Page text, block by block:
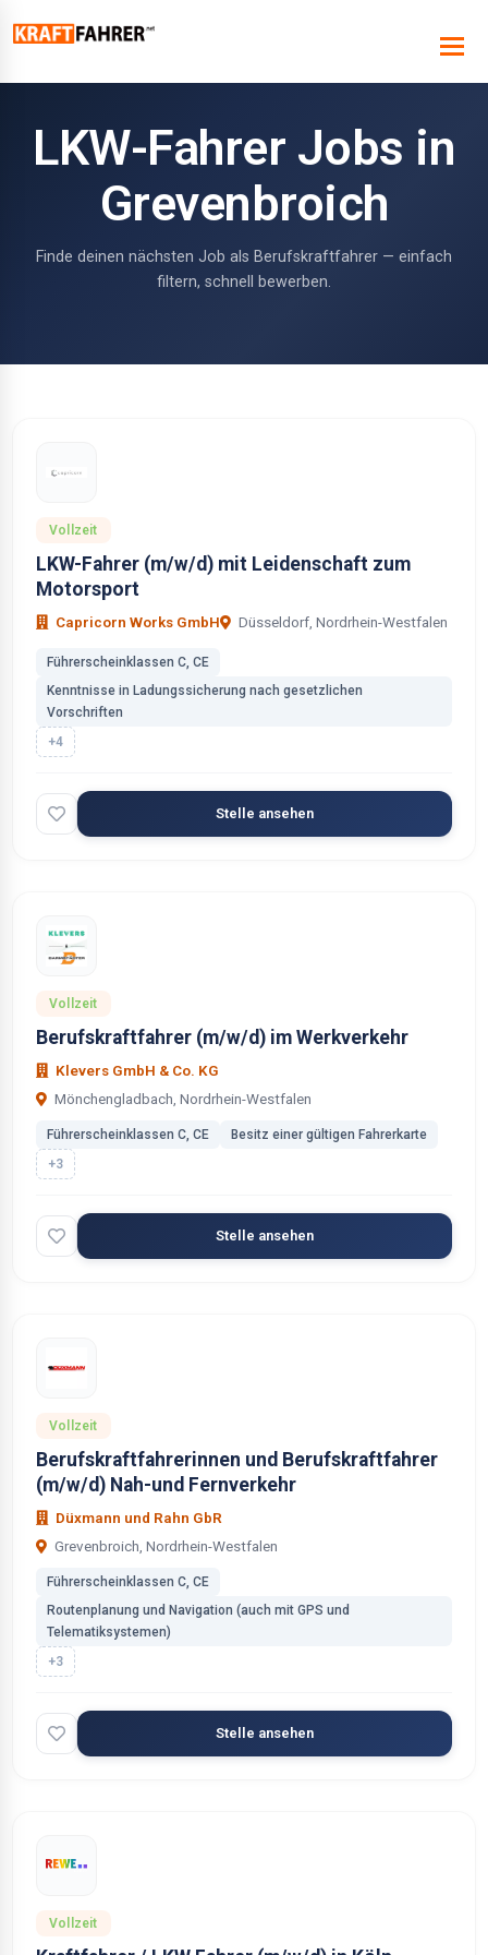
LKW-Fahrer Jobs in
Grevenbroich
Finde deinen nächsten Job als Berufskraftfahrer — einfach
filtern, schnell bewerben.
Vollzeit
LKW-Fahrer (m/w/d) mit Leidenschaft zum
Motorsport
Capricorn Works GmbH Düsseldorf, Nordrhein-Westfalen
Führerscheinklassen C, CE
Kenntnisse in Ladungssicherung nach gesetzlichen
Vorschriften
+4
Stelle ansehen
Vollzeit
Berufskraftfahrer (m/w/d) im Werkverkehr
Klevers GmbH & Co. KG
Mönchengladbach, Nordrhein-Westfalen
Führerscheinklassen C, CE
Besitz einer gültigen Fahrerkarte
+3
Stelle ansehen
Vollzeit
Berufskraftfahrerinnen und Berufskraftfahrer
(m/w/d) Nah-und Fernverkehr
Düxmann und Rahn GbR
Grevenbroich, Nordrhein-Westfalen
Führerscheinklassen C, CE
Routenplanung und Navigation (auch mit GPS und
Telematiksystemen)
+3
Stelle ansehen
Vollzeit